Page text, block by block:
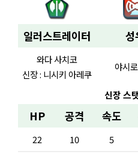
일러스트레이터 성
와다 사치코
신장 : 니시키 아레쿠
야시
신장 스
HP 공격 속도
22 10 5